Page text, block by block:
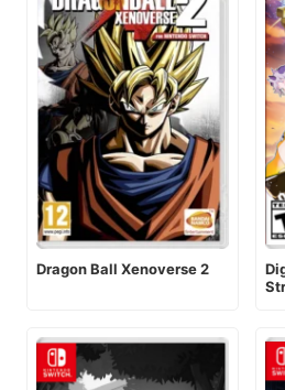
Dragon Ball Xenoverse 2